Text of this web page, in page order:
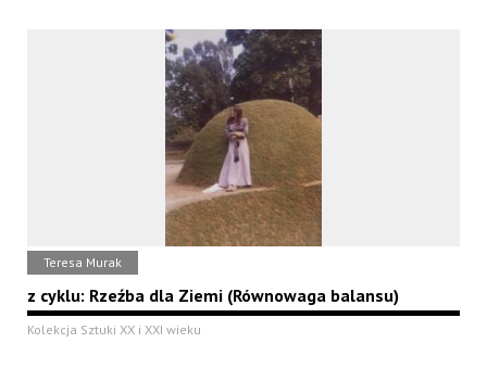
Teresa Murak
z cyklu: Rzeźba dla Ziemi (Równowaga balansu)
Kolekcja Sztuki XX i XXI wieku